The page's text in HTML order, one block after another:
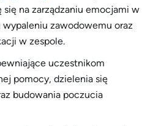
na zarządzaniu emocjami w
wypaleniu zawodowemu oraz
w zespole.
uczestnikom
pomocy, dzielenia się
budowania poczucia